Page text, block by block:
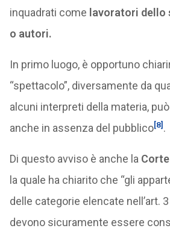
inquadrati come lavoratori
o autori.
In primo luogo, è opportuno
“spettacolo”, diversamente da
alcuni interpreti della materia,
anche in assenza del pubblico[8] .
Di questo avviso è anche la
la quale ha chiarito che “gli
delle categorie elencate nell’art.
devono sicuramente essere